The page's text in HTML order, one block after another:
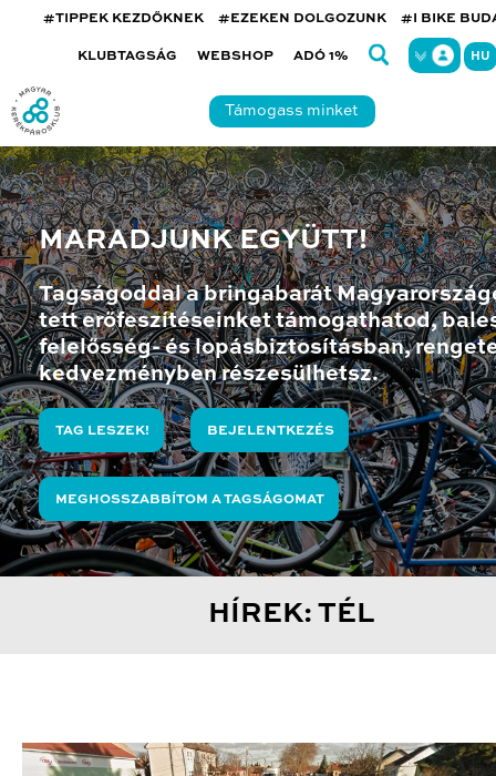
#TIPPEK KEZDŐKNEK #EZEKEN DOLGOZUNK #I BIKE
KLUBTAGSÁG WEBSHOP ADÓ 1% HU
Támogass minket
MARADJUNK EGYÜTT!
Tagságoddal a bringabarát
tett erőfeszítéseinket támogathatod,
felelősség- és lopásbiztosításban,
kedvezményben részesülhetsz.
TAG LESZEK! BEJELENTKEZÉS
MEGHOSSZABBÍTOM A TAGSÁGOMAT
HÍREK: TÉL